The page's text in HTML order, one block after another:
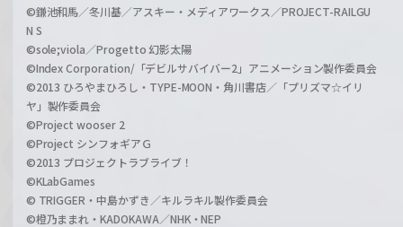
©鎌池和馬／冬川基／アスキー・メディアワークス／PROJECT-RAILGU
N S
©sole;viola／Progetto 幻影太陽
©Index Corporation/「デビルサバイバー2」アニメーション製作委員会
©2013 ひろやまひろし・TYPE-MOON・角川書店／「プリズマ☆イリ
ヤ」製作委員会
©Project wooser 2
©Project シンフォギアＧ
©2013 プロジェクトラブライブ！
©KLabGames
© TRIGGER・中島かずき／キルラキル製作委員会
©橙乃ままれ・KADOKAWA／NHK・NEP